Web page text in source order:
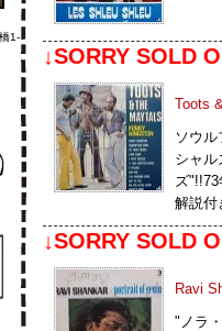
1-
↓SORRY SOLD
Toots
ソウ
シャ
ズ
解説付
↓SORRY SOLD
Ravi
"ノラ